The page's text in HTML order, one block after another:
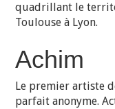
quadrillant le
Toulouse à Lyon.
Achim
Le premier artiste
parfait anonyme.